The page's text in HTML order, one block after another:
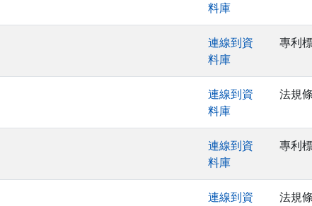
料庫
連線到資
料庫
專利
連線到資
料庫
法規
連線到資
料庫
專利
連線到資
法規